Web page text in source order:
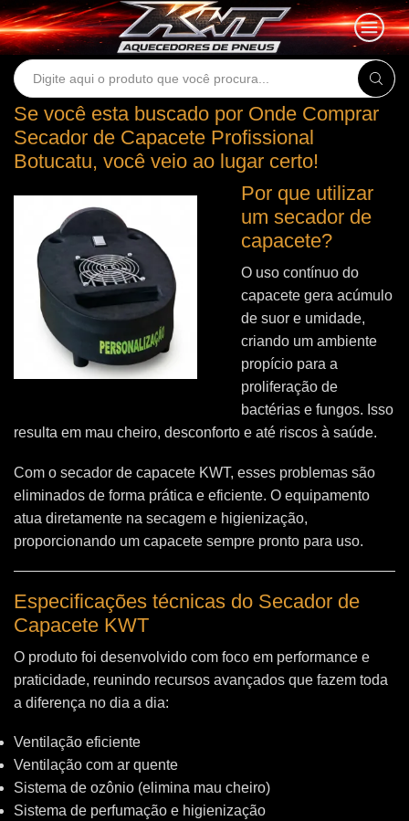
Search
Se você esta buscado por Onde Comprar
Secador de Capacete Profissional
Botucatu, você veio ao lugar certo!
Por que utilizar
um secador de
capacete?
O uso contínuo do
capacete gera acúmulo
de suor e umidade,
criando um ambiente
propício para a
proliferação de
bactérias e fungos. Isso
resulta em mau cheiro, desconforto e até riscos à saúde.
Com o secador de capacete KWT, esses problemas são
eliminados de forma prática e eficiente. O equipamento
atua diretamente na secagem e higienização,
proporcionando um capacete sempre pronto para uso.
Especificações técnicas do Secador de
Capacete KWT
O produto foi desenvolvido com foco em performance e
praticidade, reunindo recursos avançados que fazem toda
a diferença no dia a dia:
Ventilação eficiente
Ventilação com ar quente
Sistema de ozônio (elimina mau cheiro)
Sistema de perfumação e higienização